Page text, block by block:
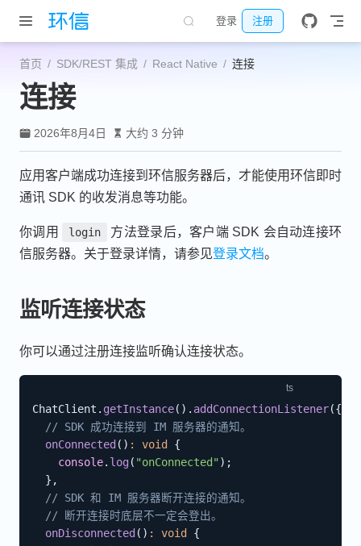
跳至主要內容
登录 注册
首页 SDK/REST 集成 React Native 连接
连接
2026年8月4日 大约 3 分钟
应用客户端成功连接到环信服务器后，才能使用环信即时
通讯 SDK 的收发消息等功能。
你调用 login
方法登录后，客户端 SDK 会自动连接环
信服务器。关于登录详情，请参见登录文档。
监听连接状态
你可以通过注册连接监听确认连接状态。
ChatClient . getInstance( ) . addConnectionListener({
// SDK 成功连接到 IM 服务器的通知。
onConnected ( ) : void
{
console. log( "onConnected" ) ;
} ,
// SDK 和 IM 服务器断开连接的通知。
// 断开连接时底层不一定会登出。
onDisconnected ( ) : void
{